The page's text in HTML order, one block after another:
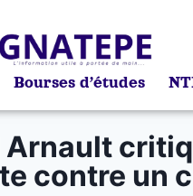
Bourses d’études
Arnault
contre un